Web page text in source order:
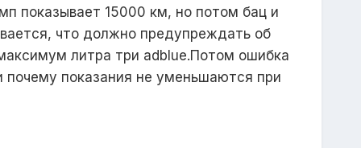
показывает 15000 км, но потом бац и
что должно предупреждать об
литра три adblue.Потом ошибка
почему показания не уменьшаются при